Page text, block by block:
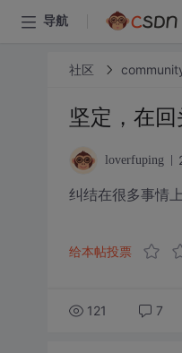
导航
社区
坚定，在回
loverfuping
纠结在很多事情
给本帖投票
121 7